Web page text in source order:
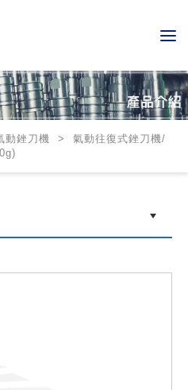
銼刀機 > 氣動往復式銼刀機/